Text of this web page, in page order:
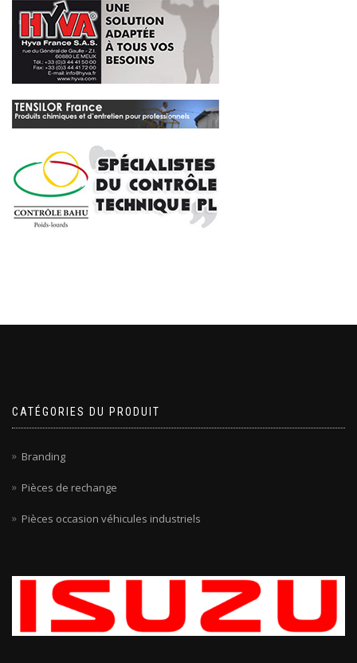
CATÉGORIES DU PRODUIT
Branding
Pièces de rechange
Pièces occasion véhicules industriels